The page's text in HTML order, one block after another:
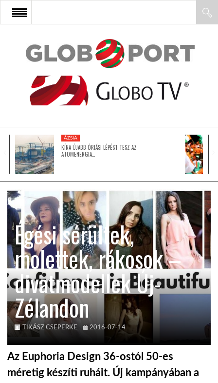
FŐOLDAL
AFRIKA
ÁZSIA
LATIN-AMERIKA
KÖZEL-KELET
AUSZTRÁLIA
A VILÁG ITTHON
MÉDIA
ÁZSIA
KÍNA ÚJABB ÓRIÁSI LÉPÉST TESZ AZ
ATOMENERGIA…
Égési sérültek,
molettek, rákosok –
divatmodellek Új-
Zélandon
TIKÁSZ CSEPERKE 2016-07-14
Az Euphoria Design 36-ostól 50-es
méretig készíti ruháit. Új kampányában a